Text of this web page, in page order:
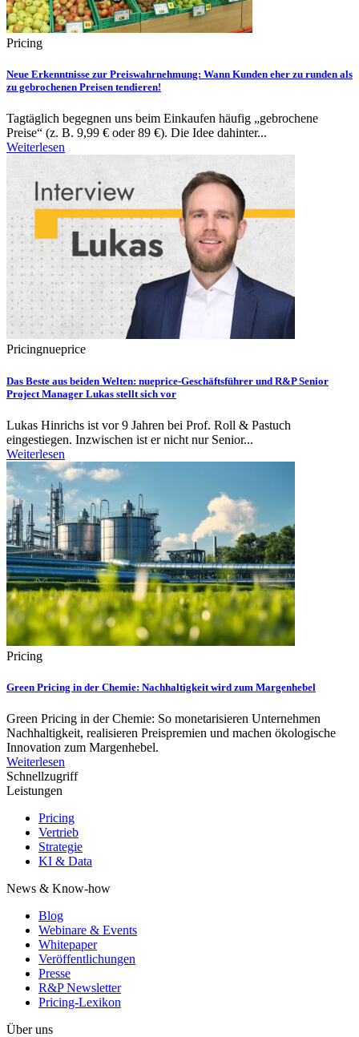
Pricing
Neue Erkenntnisse zur Preiswahrnehmung: Wann Kunden eher zu runden als
zu gebrochenen Preisen tendieren!
Tagtäglich begegnen uns beim Einkaufen häufig „gebrochene
Preise“ (z. B. 9,99 € oder 89 €). Die Idee dahinter...
Weiterlesen
Pricingnueprice
Das Beste aus beiden Welten: nueprice-Geschäftsführer und R&P Senior
Project Manager Lukas stellt sich vor
Lukas Hinrichs ist vor 9 Jahren bei Prof. Roll & Pastuch
eingestiegen. Inzwischen ist er nicht nur Senior...
Weiterlesen
Pricing
Green Pricing in der Chemie: Nachhaltigkeit wird zum Margenhebel
Green Pricing in der Chemie: So monetarisieren Unternehmen
Nachhaltigkeit, realisieren Preispremien und machen ökologische
Innovation zum Margenhebel.
Weiterlesen
Schnellzugriff
Leistungen
Pricing
Vertrieb
Strategie
KI & Data
News & Know-how
Blog
Webinare & Events
Whitepaper
Veröffentlichungen
Presse
R&P Newsletter
Pricing-Lexikon
Über uns